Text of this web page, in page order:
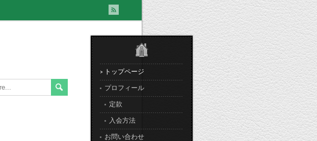
トップページ
プロフィール
定款
入会方法
お問い合わせ